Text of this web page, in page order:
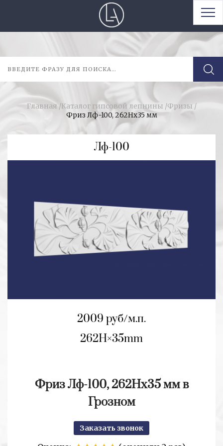
Главная /Каталог гипсовой лепнины /Фризы /
Фриз Лф-100, 262Нх35 мм
Лф-100
2009 руб/м.п.
262H 35mm
Фриз Лф-100, 262Нх35 мм в
Грозном
Заказать звонок